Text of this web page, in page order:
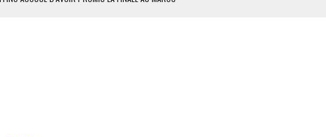
DANS LA 4E PHASE DE L’APE
FCFA AU SÉNÉGAL
DU SUD DÉCROCHENT LEUR QUALIFICATION POUR LES QUARTS DE FINALE